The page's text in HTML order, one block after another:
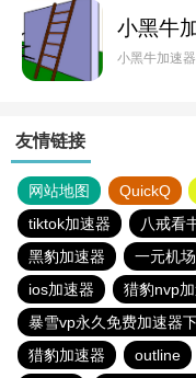
小黑牛
小黑牛加速
友情链接
网站地图 QuickQ
tiktok加速器
八戒看
黑豹加速器
一元机场
ios加速器
猎豹nvp
暴雪vp永久免费加速器
猎豹加速器
outline